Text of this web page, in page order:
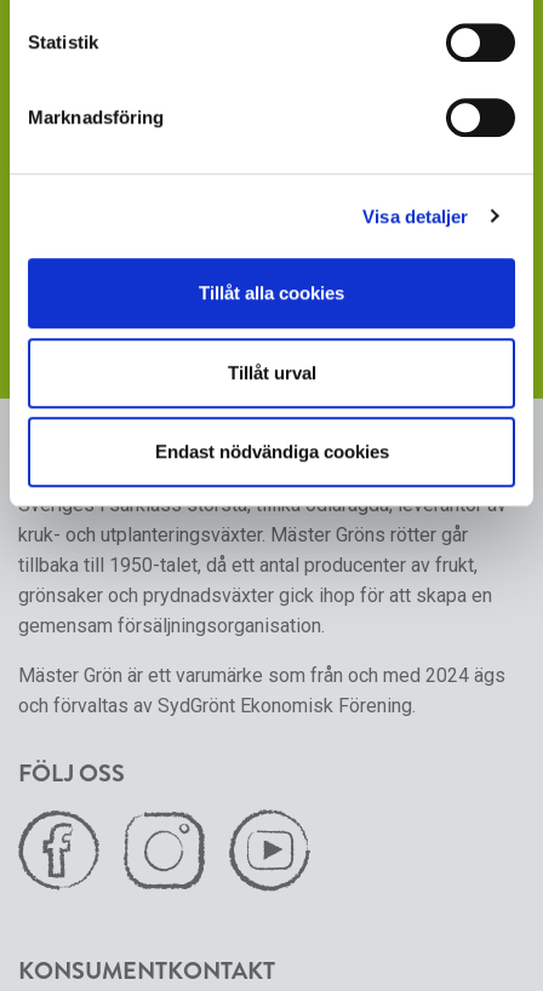
Statistik
Marknadsföring
Visa detaljer
Tillåt alla cookies
Tillåt urval
Endast nödvändiga cookies
tillhandahåller våra växter under säsong
maja.holm@sydgront.se
Visste du att du kan ladda ner skyltbilder som stöder
din försäljning av våra produkter
- följ länken till vårwebbplats med skyltmaterial
MÄSTER GRÖN
Sveriges i särklass största, tillika odlarägda, leverantör av
kruk- och utplanteringsväxter. Mäster Gröns rötter går
tillbaka till 1950-talet, då ett antal producenter av frukt,
grönsaker och prydnadsväxter gick ihop för att skapa en
gemensam försäljningsorganisation.
Mäster Grön är ett varumärke som från och med 2024 ägs
och förvaltas av SydGrönt Ekonomisk Förening.
FÖLJ OSS
KONSUMENTKONTAKT